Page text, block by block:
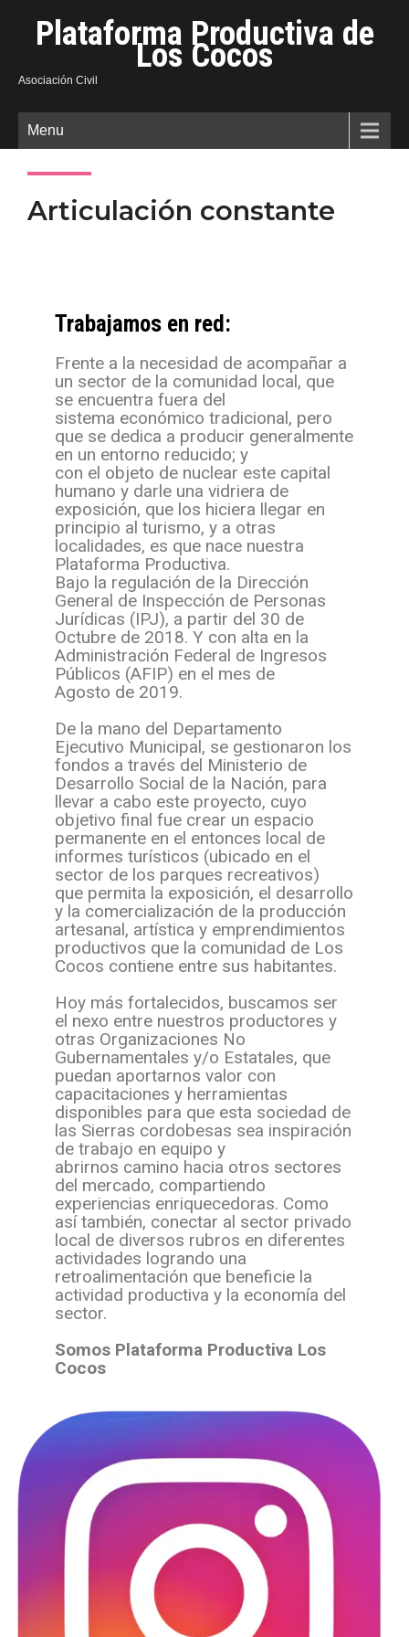
Plataforma Productiva de
Los Cocos
Asociación Civil
Menu
Articulación constante
Trabajamos en red:
Frente a la necesidad de acompañar a
un sector de la comunidad local, que
se encuentra fuera del
sistema económico tradicional, pero
que se dedica a producir generalmente
en un entorno reducido; y
con el objeto de nuclear este capital
humano y darle una vidriera de
exposición, que los hiciera llegar en
principio al turismo, y a otras
localidades, es que nace nuestra
Plataforma Productiva.
Bajo la regulación de la Dirección
General de Inspección de Personas
Jurídicas (IPJ), a partir del 30 de
Octubre de 2018. Y con alta en la
Administración Federal de Ingresos
Públicos (AFIP) en el mes de
Agosto de 2019.
De la mano del Departamento
Ejecutivo Municipal, se gestionaron los
fondos a través del Ministerio de
Desarrollo Social de la Nación, para
llevar a cabo este proyecto, cuyo
objetivo final fue crear un espacio
permanente en el entonces local de
informes turísticos (ubicado en el
sector de los parques recreativos)
que permita la exposición, el desarrollo
y la comercialización de la producción
artesanal, artística y emprendimientos
productivos que la comunidad de Los
Cocos contiene entre sus habitantes.
Hoy más fortalecidos, buscamos ser
el nexo entre nuestros productores y
otras Organizaciones No
Gubernamentales y/o Estatales, que
puedan aportarnos valor con
capacitaciones y herramientas
disponibles para que esta sociedad de
las Sierras cordobesas sea inspiración
de trabajo en equipo y
abrirnos camino hacia otros sectores
del mercado, compartiendo
experiencias enriquecedoras. Como
así también, conectar al sector privado
local de diversos rubros en diferentes
actividades logrando una
retroalimentación que beneficie la
actividad productiva y la economía del
sector.
Somos Plataforma Productiva Los
Cocos